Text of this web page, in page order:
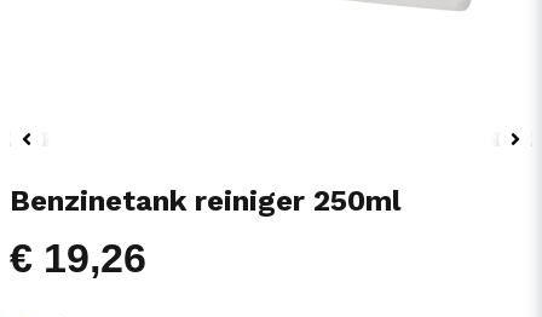
Benzinetank reiniger 250ml
€ 19,26